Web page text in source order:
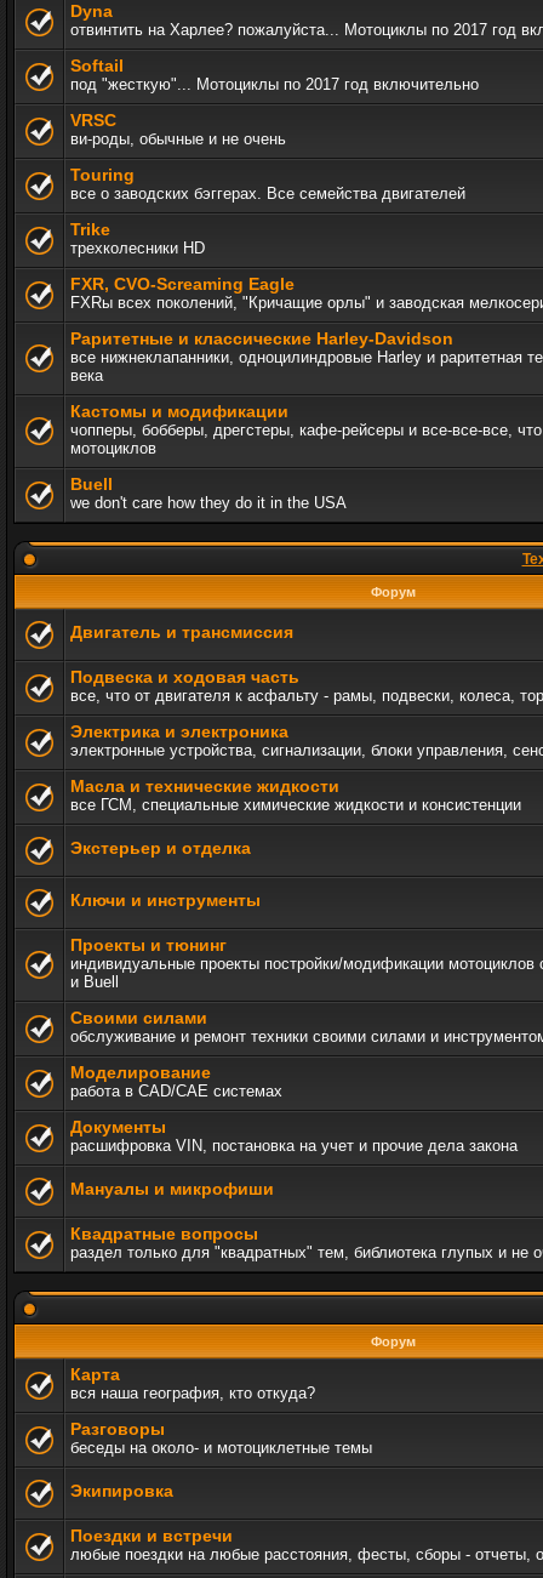
Dyna
отвинтить на Харлее? пожалуйста... Мотоциклы по 2017 год
Softail
под "жесткую"... Мотоциклы по 2017 год включительно
VRSC
ви-роды, обычные и не очень
Touring
все о заводских бэггерах. Все семейства двигателей
Trike
трехколесники HD
FXR, СVO-Screaming Eagle
FXRы всех поколений, "Кричащие орлы" и заводская
Раритетные и классические Harley-Davidson
все нижнеклапанники, одноцилиндровые Harley и раритетная
века
Кастомы и модификации
чопперы, бобберы, дрегстеры, кафе-рейсеры и все-все-все,
мотоциклов
Buell
we don't care how they do it in the USA
Форум
Двигатель и трансмиссия
Подвеска и ходовая часть
все, что от двигателя к асфальту - рамы, подвески, колеса,
Электрика и электроника
электронные устройства, сигнализации, блоки управления,
Масла и технические жидкости
все ГСМ, специальные химические жидкости и консистенции
Экстерьер и отделка
Ключи и инструменты
Проекты и тюнинг
индивидуальные проекты постройки/модификации мотоциклов
и Buell
Своими силами
обслуживание и ремонт техники своими силами и
Моделирование
работа в CAD/CAE системах
Документы
расшифровка VIN, постановка на учет и прочие дела закона
Мануалы и микрофиши
Квадратные вопросы
раздел только для "квадратных" тем, библиотека глупых и не
Форум
Карта
вся наша география, кто откуда?
Разговоры
беседы на около- и мотоциклетные темы
Экипировка
Поездки и встречи
любые поездки на любые расстояния, фесты, сборы - отчеты,